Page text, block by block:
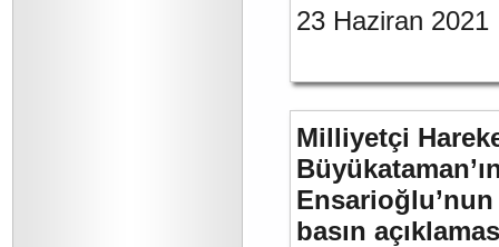
23 Haziran 2021
Milliyetçi
Ensarioğlu’nun
basın